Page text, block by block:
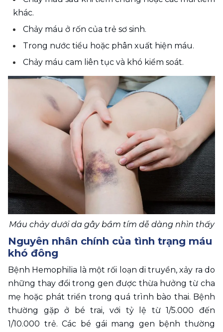
khác.
Chảy máu ở rốn của trẻ sơ sinh.
Trong nước tiểu hoặc phân xuất hiện máu.
Chảy máu cam liên tục và khó kiểm soát.
Máu chảy dưới da gây bầm tím dễ dàng nhìn thấy
Nguyên nhân chính của tình trạng máu
khó đông
Bệnh Hemophilia là một rối loạn di truyền, xảy ra do
những thay đổi trong gen được thừa hưởng từ cha
mẹ hoặc phát triển trong quá trình bào thai. Bệnh
thường gặp ở bé trai, với tỷ lệ từ 1/5.000 đến
1/10.000 trẻ. Các bé gái mang gen bệnh thường